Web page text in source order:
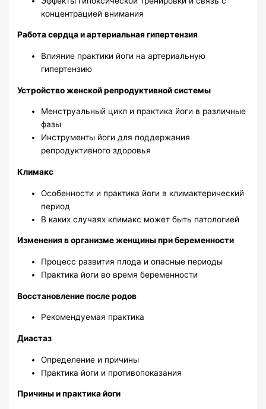
концентрацией внимания
Работа сердца и артериальная гипертензия
Влияние практики йоги на артериальную
гипертензию
Устройство женской репродуктивной системы
Менструальный цикл и практика йоги в различные
фазы
Инструменты йоги для поддержания
репродуктивного здоровья
Климакс
Особенности и практика йоги в климактерический
период
В каких случаях климакс может быть патологией
Изменения в организме женщины при беременности
Процесс развития плода и опасные периоды
Практика йоги во время беременности
Восстановление после родов
Рекомендуемая практика
Диастаз
Определение и причины
Практика йоги и противопоказания
Причины и практика йоги